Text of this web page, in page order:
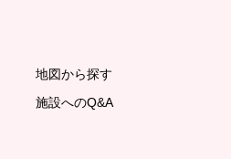
地図から探す
施設へのQ&A